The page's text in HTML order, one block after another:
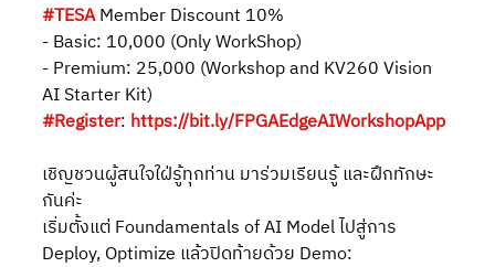
#TESA Member Discount 10%
- Basic: 10,000 (Only WorkShop)
- Premium: 25,000 (Workshop and KV260 Vision
AI Starter Kit)
#Register: https://bit.ly/FPGAEdgeAIWorkshopApp
เชิญชวนผู้สนใจใฝ่รู้ทุกท่าน มาร่วมเรียนรู้ และฝึกทักษะ
กันค่ะ
เริ่มตั้งแต่ Foundamentals of AI Model ไปสู่การ
Deploy, Optimize แล้วปิดท้ายด้วย Demo: